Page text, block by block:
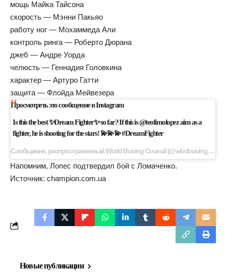
мощь Майка Тайсона
скорость — Мэнни Пакьяо
работу ног — Мохаммеда Али
контроль ринга — Роберто Дюрана
джеб — Андре Уорда
челюсть — Геннадия Головкина
характер — Артуро Гатти
защита — Флойда Мейвезера
Просмотреть это сообщение в Instagram
Is this the best ✨Dream Fighter✨ so far?⁣ ⁣ If this is @teofimolopez aim as a
fighter, he is shooting for the stars! 💫💫💫⁣ ⁣ #DreamFighter ⁣
Сообщение, распространенный World Boxing Council (@wbcboxing) 24 Июл 2020 г. в 6:15 PDT
Напомним, Лопес подтвердил бой с Ломаченко.
Источник: champion.com.ua
Новые публикации